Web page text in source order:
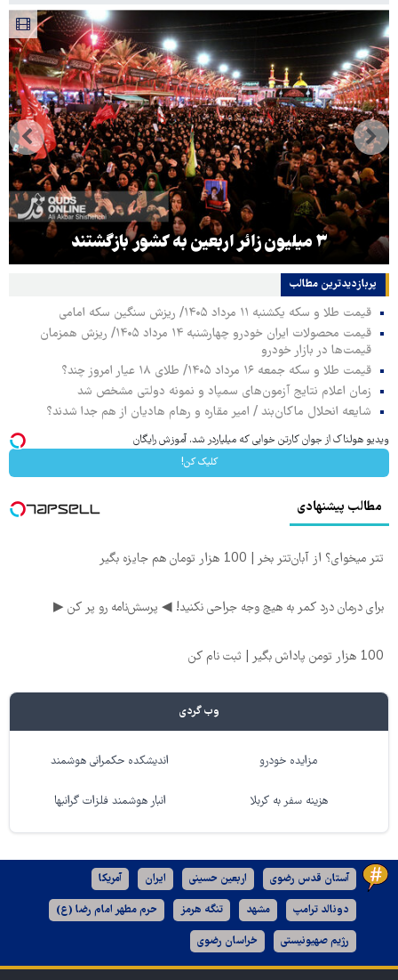
۳ میلیون زائر اربعین به کشور بازگشتند
پربازدیدترین‌ مطالب
قیمت طلا و سکه یکشنبه ۱۱ مرداد ۱۴۰۵/ ریزش سنگین سکه امامی
قیمت محصولات ایران خودرو چهارشنبه ۱۴ مرداد ۱۴۰۵/ ریزش همزمان
قیمت‌ها در بازار خودرو
قیمت طلا و سکه جمعه ۱۶ مرداد ۱۴۰۵/ طلای ۱۸ عیار امروز چند؟
زمان اعلام نتایج آزمون‌های سمپاد و نمونه دولتی مشخص شد
شایعه انحلال ماکان‌بند / امیر مقاره و رهام هادیان از هم جدا شدند؟
ویدیو هولناک از جوان کارتن خوابی که میلیاردر شد. آموزش رایگان
کلیک کن!
مطالب پیشنهادی
تتر میخوای؟ از آبان‌تتر بخر | 100 هزار تومان هم جایزه بگیر
برای درمان درد کمر به هیچ وجه جراحی نکنید! ◀ پرسش‌نامه رو پر کن ▶
100 هزار تومن پاداش بگیر | ثبت نام کن
وب گردی
مزایده خودرو اندیشکده حکمرانی هوشمند
هزینه سفر به کربلا انبار هوشمند فلزات گرانبها
آستان قدس رضوی اربعین حسینی ایران آمریکا
دونالد ترامپ مشهد تنگه هرمز حرم مطهر امام رضا (ع)
رژیم صهیونیستی خراسان رضوی